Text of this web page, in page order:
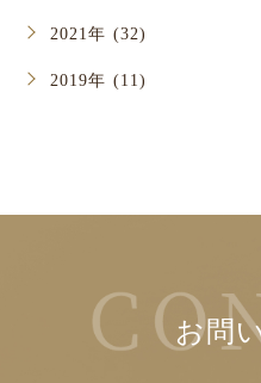
2021年 (32)
2019年 (11)
お問